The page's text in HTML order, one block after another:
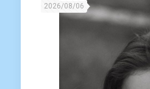
2026/08/06